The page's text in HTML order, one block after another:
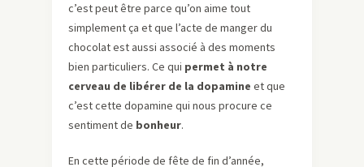
c’est peut être parce qu’on aime tout
simplement ça et que l’acte de manger du
chocolat est aussi associé à des moments
bien particuliers. Ce qui permet à notre
cerveau de libérer de la dopamine et que
c’est cette dopamine qui nous procure ce
sentiment de bonheur.
En cette période de fête de fin d’année,